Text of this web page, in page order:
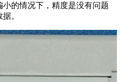
的情况下，精度是没有问题
。